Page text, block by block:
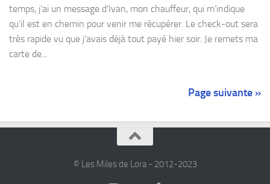
temps, j’ai un message d’Ivan, mon chauffeur, qui m’indique
qu’il est en chemin pour venir me récupérer. Le check-out sera
très rapide vu que j’avais déjà tout payé hier soir. Je remets ma
carte de...
Page suivante »
© Les Miles de Lora - 2012-2023